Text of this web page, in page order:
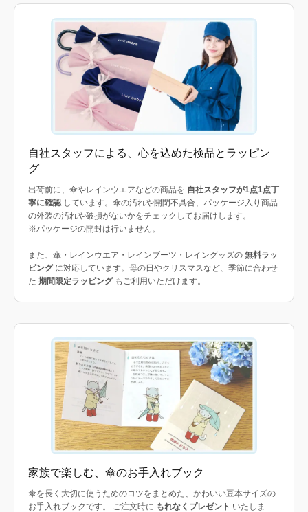
自社スタッフによる、心を込めた検品とラッピン
グ
出荷前に、傘やレインウエアなどの商品を 自社スタッフが1点1点丁
寧に確認 しています。傘の汚れや開閉不具合、パッケージ入り商品
の外装の汚れや破損がないかをチェックしてお届けします。
※パッケージの開封は行いません。
また、傘・レインウエア・レインブーツ・レイングッズの 無料ラッ
ピングに対応しています。母の日やクリスマスなど、季節に合わせ
た 期間限定ラッピングもご利用いただけます。
家族で楽しむ、傘のお手入れブック
傘を長く大切に使うためのコツをまとめた、かわいい豆本サイズの
お手入れブックです。 ご注文時に もれなくプレゼント いたしま